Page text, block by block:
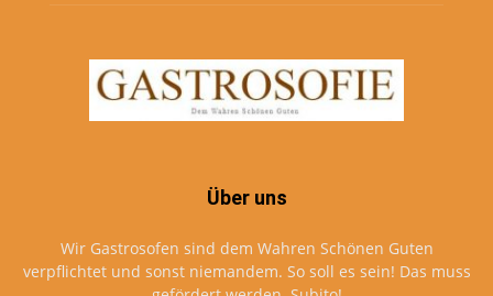
Über uns
Wir Gastrosofen sind dem Wahren Schönen Guten
verpflichtet und sonst niemandem. So soll es sein! Das muss